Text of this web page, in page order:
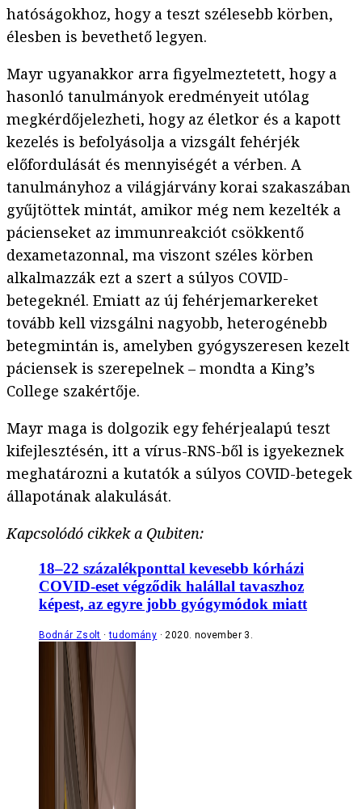
hatóságokhoz, hogy a teszt szélesebb körben,
élesben is bevethető legyen.
Mayr ugyanakkor arra figyelmeztetett, hogy a
hasonló tanulmányok eredményeit utólag
megkérdőjelezheti, hogy az életkor és a kapott
kezelés is befolyásolja a vizsgált fehérjék
előfordulását és mennyiségét a vérben. A
tanulmányhoz a világjárvány korai szakaszában
gyűjtöttek mintát, amikor még nem kezelték a
pácienseket az immunreakciót csökkentő
dexametazonnal, ma viszont széles körben
alkalmazzák ezt a szert a súlyos COVID-
betegeknél. Emiatt az új fehérjemarkereket
tovább kell vizsgálni nagyobb, heterogénebb
betegmintán is, amelyben gyógyszeresen kezelt
páciensek is szerepelnek – mondta a King’s
College szakértője.
Mayr maga is dolgozik egy fehérjealapú teszt
kifejlesztésén, itt a vírus-RNS-ből is igyekeznek
meghatározni a kutatók a súlyos COVID-betegek
állapotának alakulását.
Kapcsolódó cikkek a Qubiten:
18–22 százalékponttal kevesebb kórházi
COVID-eset végződik halállal tavaszhoz
képest, az egyre jobb gyógymódok miatt
Bodnár Zsolt tudomány 2020. november 3.